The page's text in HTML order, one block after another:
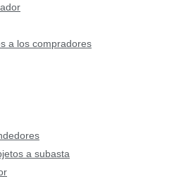
a los compradores
a subasta